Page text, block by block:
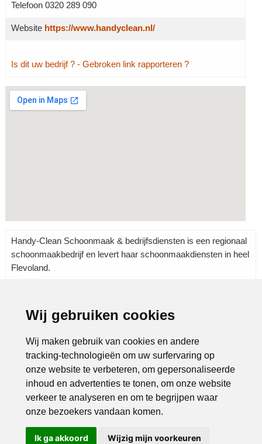
Wij gebruiken cookies
Wij maken gebruik van cookies en andere
tracking-technologieën om uw surfervaring op
onze website te verbeteren, om gepersonaliseerde
inhoud en advertenties te tonen, om onze website
verkeer te analyseren en om te begrijpen waar
onze bezoekers vandaan komen.
Ik ga akkoord Wijzig mijn voorkeuren
Telefoon 0320 289 090
Website https://www.handyclean.nl/
Is dit uw bedrijf ? - Gebroken link rapporteren ?
Grotere kaart weergeven
Handy-Clean Schoonmaak & bedrijfsdiensten is een regionaal
schoonmaakbedrijf en levert haar schoonmaakdiensten in heel
Flevoland.